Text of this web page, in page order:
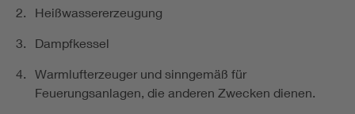
Circular Economy für mehr Ressourceneffizienz
Cybersecurity in der Industrieautomatisierung
DIN VDE 0100 für sichere Elektroinstallationen
Heißwassererzeugung
Dampfkessel
Warmlufterzeuger und sinngemäß für
Feuerungsanlagen, die anderen Zwecken dienen.